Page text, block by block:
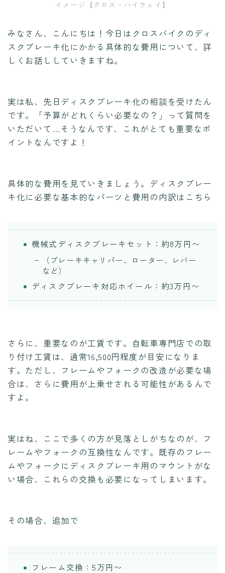
イメージ【クロス・ハイウェイ】
みなさん、こんにちは！今日はクロスバイクのディ
スクブレーキ化にかかる具体的な費用について、詳
しくお話ししていきますね。
実は私、先日ディスクブレーキ化の相談を受けたん
です。「予算がどれくらい必要なの？」って質問を
いただいて…そうなんです、これがとても重要なポ
イントなんですよ！
具体的な費用を見ていきましょう。ディスクブレー
キ化に必要な基本的なパーツと費用の内訳はこちら
機械式ディスクブレーキセット：約8万円〜
（ブレーキキャリパー、ローター、レバー
など）
ディスクブレーキ対応ホイール：約3万円〜
さらに、重要なのが工賃です。自転車専門店での取
り付け工賃は、通常16,500円程度が目安になりま
す。ただし、フレームやフォークの改造が必要な場
合は、さらに費用が上乗せされる可能性があるんで
すよ。
実はね、ここで多くの方が見落としがちなのが、フ
レームやフォークの互換性なんです。既存のフレー
ムやフォークにディスクブレーキ用のマウントがな
い場合、これらの交換も必要になってしまいます。
その場合、追加で
フレーム交換：5万円〜